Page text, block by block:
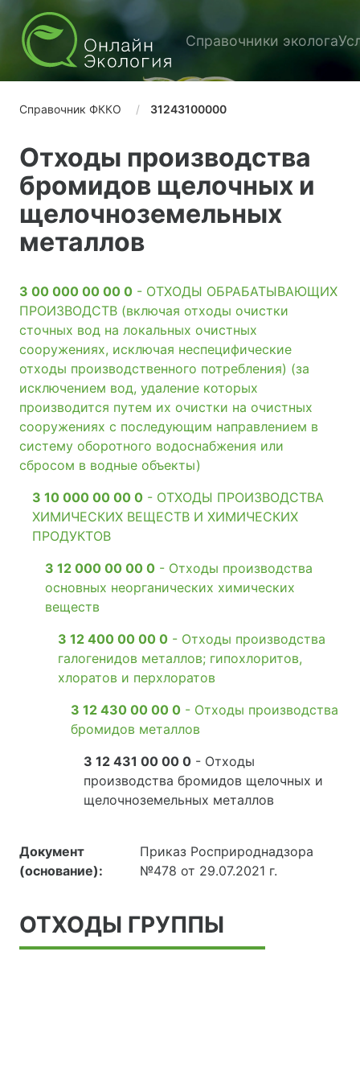
Справочники эколога
Справочник ФККО 31243100000
Отходы производства
бромидов щелочных и
щелочноземельных
металлов
3 00 000 00 00 0 - ОТХОДЫ ОБРАБАТЫВАЮЩИХ
ПРОИЗВОДСТВ (включая отходы очистки
сточных вод на локальных очистных
сооружениях, исключая неспецифические
отходы производственного потребления) (за
исключением вод, удаление которых
производится путем их очистки на очистных
сооружениях с последующим направлением в
систему оборотного водоснабжения или
сбросом в водные объекты)
3 10 000 00 00 0 - ОТХОДЫ ПРОИЗВОДСТВА
ХИМИЧЕСКИХ ВЕЩЕСТВ И ХИМИЧЕСКИХ
ПРОДУКТОВ
3 12 000 00 00 0 - Отходы производства
основных неорганических химических
веществ
3 12 400 00 00 0 - Отходы производства
галогенидов металлов; гипохлоритов,
хлоратов и перхлоратов
3 12 430 00 00 0 - Отходы производства
бромидов металлов
3 12 431 00 00 0 - Отходы
производства бромидов щелочных и
щелочноземельных металлов
Документ
(основание):
Приказ Росприроднадзора
№478 от 29.07.2021 г.
ОТХОДЫ ГРУППЫ